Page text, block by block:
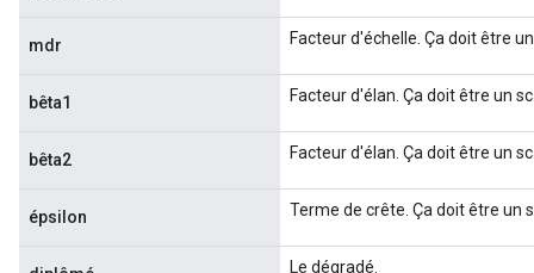
mdr Facteur d'échelle. Ça doit être
bêta1 Facteur d'élan. Ça doit être un
bêta2 Facteur d'élan. Ça doit être un
épsilon Terme de crête. Ça doit être un
Le dégradé.